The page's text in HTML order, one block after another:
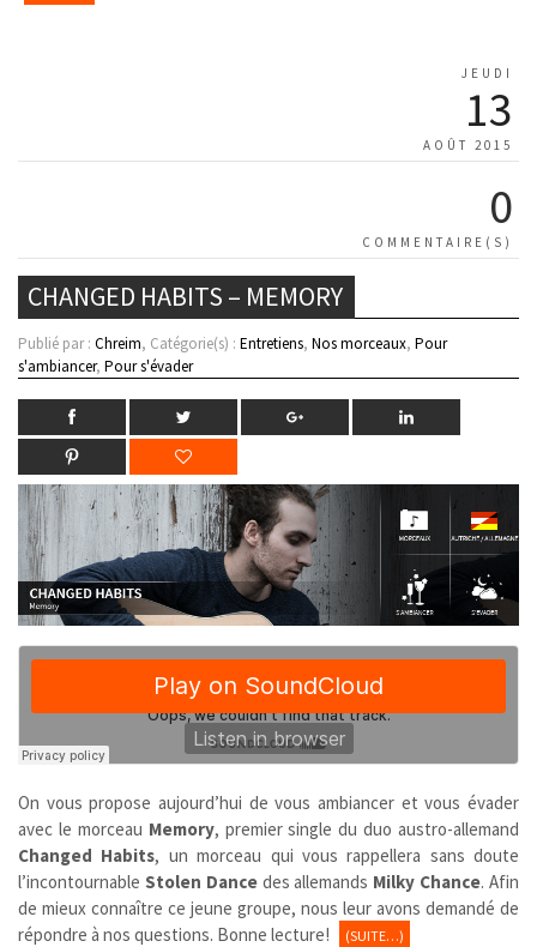
JEUDI
13
AOÛT 2015
0
COMMENTAIRE(S)
CHANGED HABITS – MEMORY
Publié par : Chreim, Catégorie(s) : Entretiens, Nos morceaux, Pour
s'ambiancer, Pour s'évader
On vous propose aujourd’hui de vous ambiancer et vous évader
avec le morceau Memory, premier single du duo austro-allemand
Changed Habits, un morceau qui vous rappellera sans doute
l’incontournable Stolen Dancedes allemands Milky Chance. Afin
de mieux connaître ce jeune groupe, nous leur avons demandé de
répondre à nos questions. Bonne lecture!
(SUITE…)